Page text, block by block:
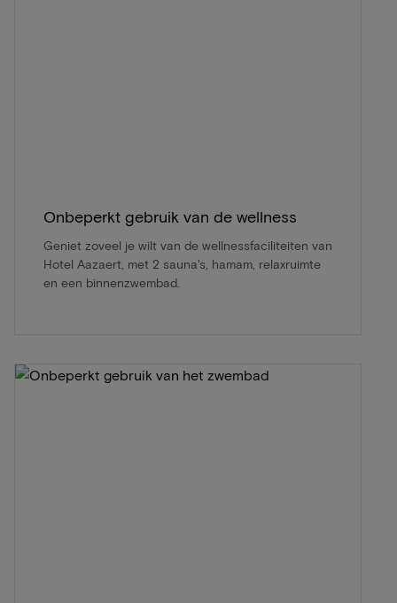
Onbeperkt gebruik van de wellness
Geniet zoveel je wilt van de wellnessfaciliteiten van
Hotel Aazaert, met 2 sauna's, hamam, relaxruimte
en een binnenzwembad.